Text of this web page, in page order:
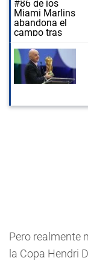
Pero realmente
la Copa Hendri